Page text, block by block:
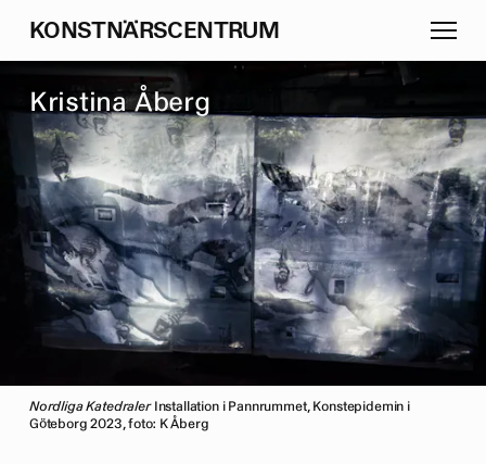
KONSTNÄRSCENTRUM
Kristina Åberg
Nordliga KatedralerInstallation i Pannrummet, Konstepidemin i
Göteborg 2023, foto: K Åberg